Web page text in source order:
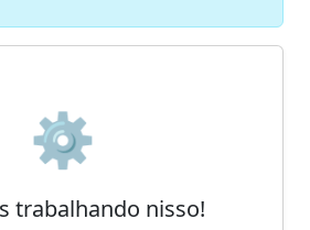
⚙️
trabalhando nisso!